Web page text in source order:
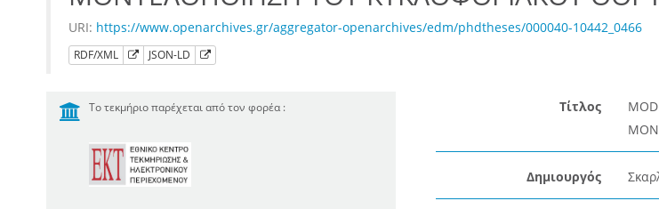
URI: https://www.openarchives.gr/aggregator-openarchives/edm/phdtheses/000040-10442_0466
RDF/XML JSON-LD
Το τεκμήριο παρέχεται από τον φορέα : Τίτλος
Δημιουργός